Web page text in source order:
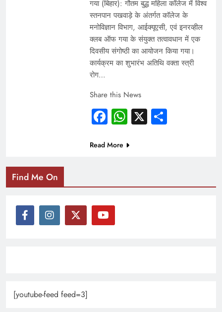
गया (बिहार): गौतम बुद्ध महिला कॉलेज में विश्व
स्तनपान पखवाड़े के अंतर्गत कॉलेज के
मनोविज्ञान विभाग, आईक्यूएसी, एवं इनरव्हील
क्लब ऑफ गया के संयुक्त तत्वावधान में एक
दिवसीय संगोष्ठी का आयोजन किया गया।
कार्यक्रम का शुभारंभ अतिथि वक्ता स्त्री
रोग…
Share this News
Facebook
WhatsApp
X Share
Read More
Find Me On
[youtube-feed feed=3]